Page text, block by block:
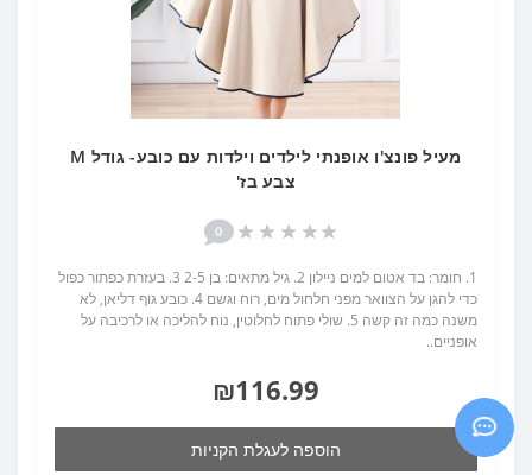
מעיל פונצ'ו אופנתי לילדים וילדות עם כובע- גודל M
צבע בז'
0
1. חומר: בד אטום למים ניילון 2. גיל מתאים: בן 2-5 3. בעזרת כפתור כפול
כדי להגן על הצוואר מפני חלחול מים, רוח וגשם 4. כובע גוף דליאן, לא
משנה כמה זה קשה 5. שולי פתוח לחלוטין, נוח להליכה או לרכיבה על
אופניים..
₪116.99
הוספה לעגלת הקניות